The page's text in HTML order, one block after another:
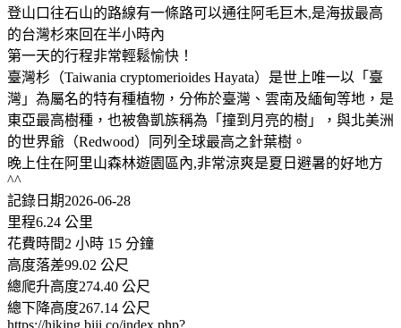
登山口往石山的路線有一條路可以通往阿毛巨木,是海拔最高
的台灣杉來回在半小時內
第一天的行程非常輕鬆愉快！
臺灣杉（Taiwania cryptomerioides Hayata）是世上唯一以「臺
灣」為屬名的特有種植物，分佈於臺灣、雲南及緬甸等地，是
東亞最高樹種，也被魯凱族稱為「撞到月亮的樹」，與北美洲
的世界爺（Redwood）同列全球最高之針葉樹。
晚上住在阿里山森林遊園區內,非常涼爽是夏日避暑的好地方
^^
記錄日期2026-06-28
里程6.24 公里
花費時間2 小時 15 分鐘
高度落差99.02 公尺
總爬升高度274.40 公尺
總下降高度267.14 公尺
https://hiking.biji.co/index.php?